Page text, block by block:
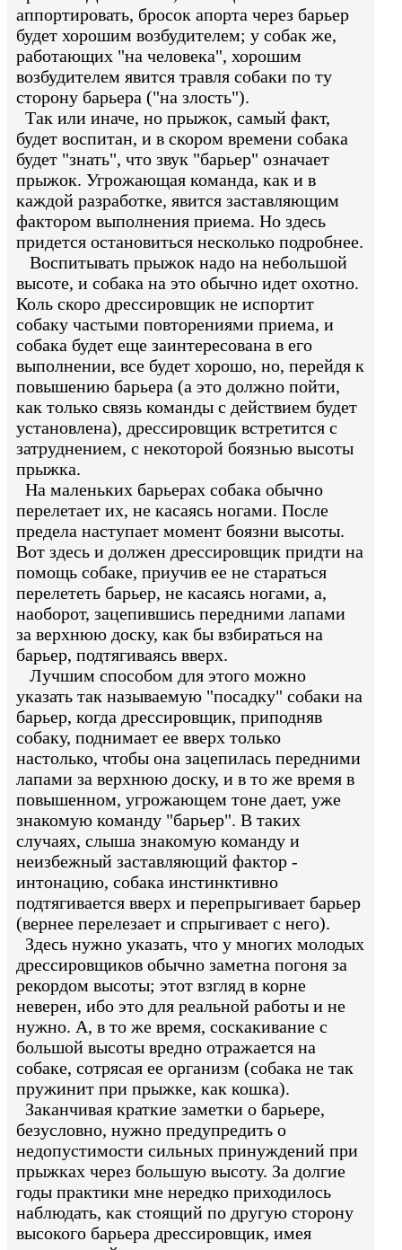
аппортировать, бросок апорта через барьер
будет хорошим возбудителем; у собак же,
работающих "на человека", хорошим
возбудителем явится травля собаки по ту
сторону барьера ("на злость").
Так или иначе, но прыжок, самый факт,
будет воспитан, и в скором времени собака
будет "знать", что звук "барьер" означает
прыжок. Угрожающая команда, как и в
каждой разработке, явится заставляющим
фактором выполнения приема. Но здесь
придется остановиться несколько подробнее.
Воспитывать прыжок надо на небольшой
высоте, и собака на это обычно идет охотно.
Коль скоро дрессировщик не испортит
собаку частыми повторениями приема, и
собака будет еще заинтересована в его
выполнении, все будет хорошо, но, перейдя к
повышению барьера (а это должно пойти,
как только связь команды с действием будет
установлена), дрессировщик встретится с
затруднением, с некоторой боязнью высоты
прыжка.
На маленьких барьерах собака обычно
перелетает их, не касаясь ногами. После
предела наступает момент боязни высоты.
Вот здесь и должен дрессировщик придти на
помощь собаке, приучив ее не стараться
перелететь барьер, не касаясь ногами, а,
наоборот, зацепившись передними лапами
за верхнюю доску, как бы взбираться на
барьер, подтягиваясь вверх.
Лучшим способом для этого можно
указать так называемую "посадку" собаки на
барьер, когда дрессировщик, приподняв
собаку, поднимает ее вверх только
настолько, чтобы она зацепилась передними
лапами за верхнюю доску, и в то же время в
повышенном, угрожающем тоне дает, уже
знакомую команду "барьер". В таких
случаях, слыша знакомую команду и
неизбежный заставляющий фактор -
интонацию, собака инстинктивно
подтягивается вверх и перепрыгивает барьер
(вернее перелезает и спрыгивает с него).
Здесь нужно указать, что у многих молодых
дрессировщиков обычно заметна погоня за
рекордом высоты; этот взгляд в корне
неверен, ибо это для реальной работы и не
нужно. А, в то же время, соскакивание с
большой высоты вредно отражается на
собаке, сотрясая ее организм (собака не так
пружинит при прыжке, как кошка).
Заканчивая краткие заметки о барьере,
безусловно, нужно предупредить о
недопустимости сильных принуждений при
прыжках через большую высоту. За долгие
годы практики мне нередко приходилось
наблюдать, как стоящий по другую сторону
высокого барьера дрессировщик, имея